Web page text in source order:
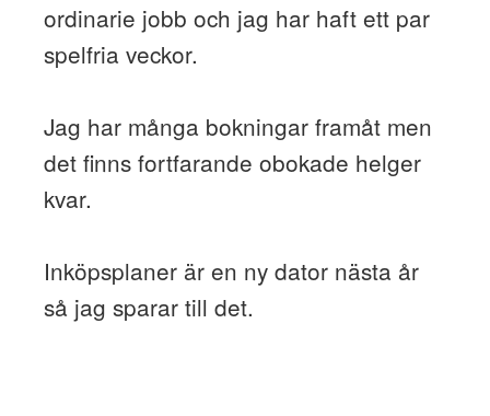
ordinarie jobb och jag har haft ett par
spelfria veckor.
Jag har många bokningar framåt men
det finns fortfarande obokade helger
kvar.
Inköpsplaner är en ny dator nästa år
så jag sparar till det.